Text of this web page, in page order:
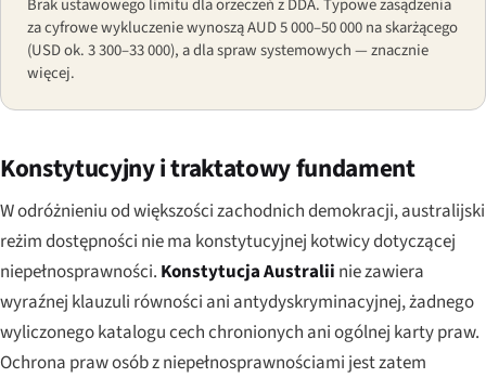
Brak ustawowego limitu dla orzeczeń z DDA. Typowe zasądzenia
za cyfrowe wykluczenie wynoszą AUD 5 000–50 000 na skarżącego
(USD ok. 3 300–33 000), a dla spraw systemowych — znacznie
więcej.
Konstytucyjny i traktatowy fundament
W odróżnieniu od większości zachodnich demokracji, australijski
reżim dostępności nie ma konstytucyjnej kotwicy dotyczącej
niepełnosprawności. Konstytucja Australii nie zawiera
wyraźnej klauzuli równości ani antydyskryminacyjnej, żadnego
wyliczonego katalogu cech chronionych ani ogólnej karty praw.
Ochrona praw osób z niepełnosprawnościami jest zatem